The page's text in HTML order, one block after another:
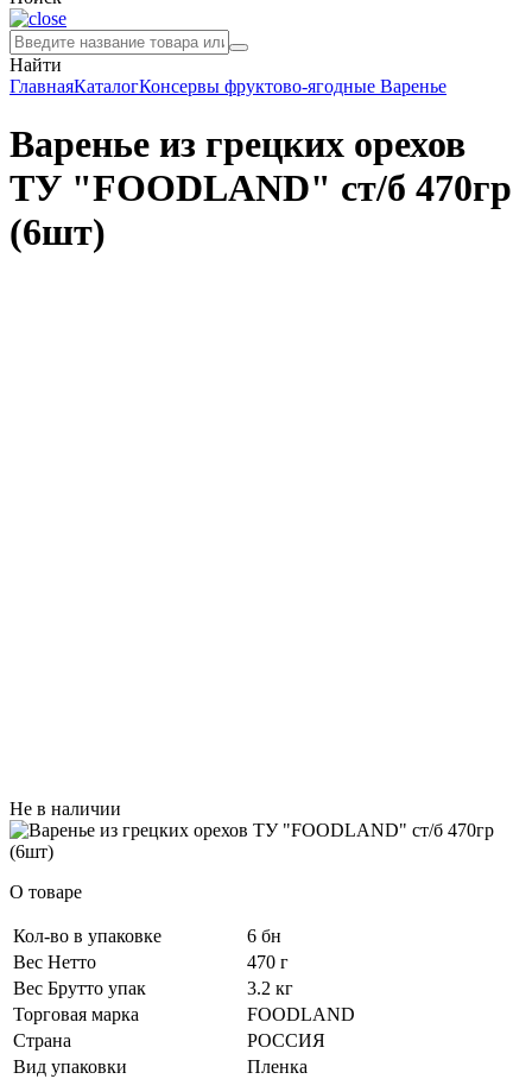
Найти
ГлавнаяКаталогКонсервы фруктово-ягодные Варенье
Варенье из грецких орехов
ТУ "FOODLAND" ст/б 470гр
(6шт)
Не в наличии
О товаре
Кол-во в упаковке
6 бн
Вес Нетто
470 г
Вес Брутто упак
3.2 кг
Торговая марка
FOODLAND
Страна
РОССИЯ
Вид упаковки
Пленка